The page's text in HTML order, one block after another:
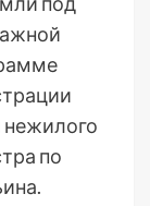
по